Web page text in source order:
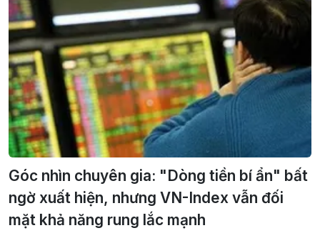
Góc nhìn chuyên gia: "Dòng tiền bí ẩn" bất
ngờ xuất hiện, nhưng VN-Index vẫn đối
mặt khả năng rung lắc mạnh